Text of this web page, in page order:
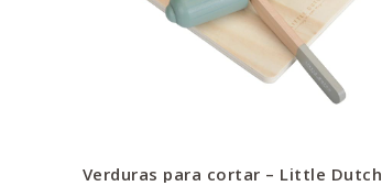
Verduras para cortar – Little Dutch